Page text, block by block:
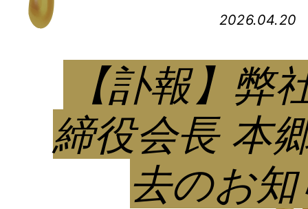
2026.04.20
【訃報】弊
締役会長 本
去のお